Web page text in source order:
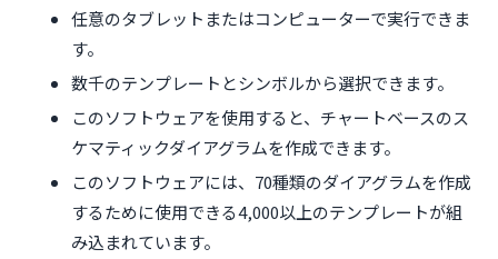
任意のタブレットまたはコンピューターで実行できま
す。
数千のテンプレートとシンボルから選択できます。
このソフトウェアを使用すると、チャートベースのス
ケマティックダイアグラムを作成できます。
このソフトウェアには、70種類のダイアグラムを作成
するために使用できる4,000以上のテンプレートが組
み込まれています。